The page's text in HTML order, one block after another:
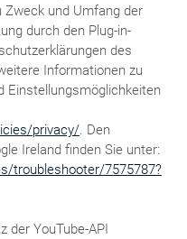
und Umfang der
durch den Plug-in-
des
Informationen zu
Einstellungsmöglichkeiten
privacy/. Den
Ireland finden Sie unter:
troubleshooter/7575787?
der YouTube-API